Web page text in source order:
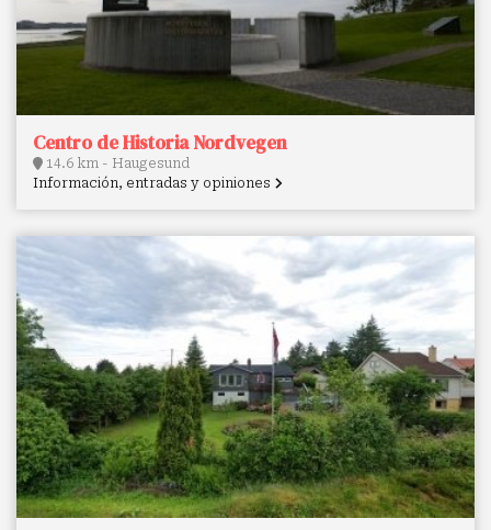
Centro de Historia Nordvegen
14.6 km - Haugesund
Información, entradas y opiniones